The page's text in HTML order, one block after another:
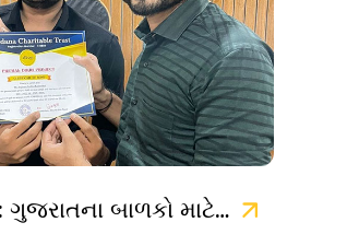
પ્રેમાળ યોજના: ગુજરાતના બાળકો માટે ઉજ્જવળ ભવિષ્યની ચાવી